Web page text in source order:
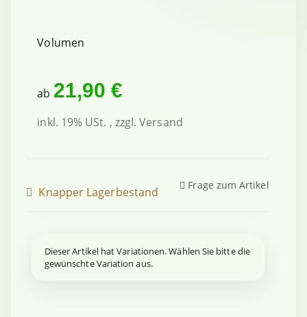
Volumen
ab 21,90 €
inkl. 19% USt. , zzgl.Versand
Knapper Lagerbestand Frage zum Artikel
x
Dieser Artikel hat Variationen. Wählen Sie bitte die
gewünschte Variation aus.